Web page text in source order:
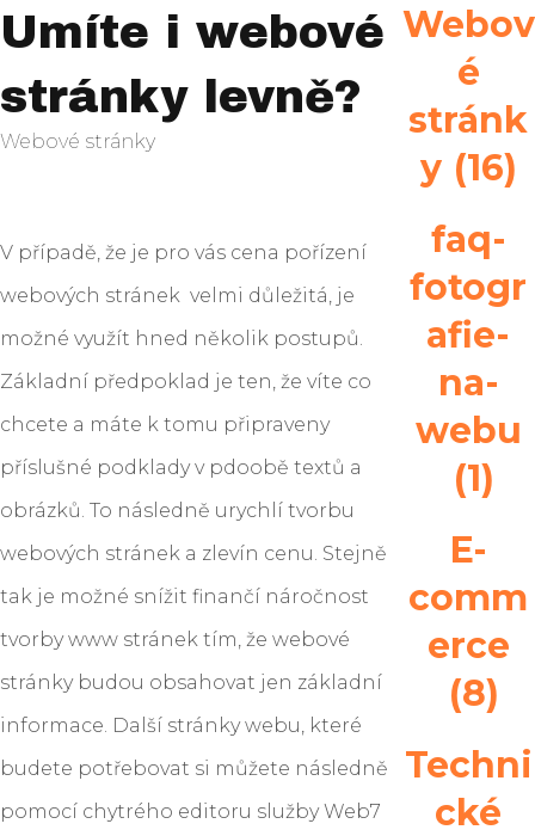
Umíte i webové
stránky levně?
Webové stránky
V případě, že je pro vás cena pořízení
webových stránek velmi důležitá, je
možné využít hned několik postupů.
Základní předpoklad je ten, že víte co
chcete a máte k tomu připraveny
příslušné podklady v pdoobě textů a
obrázků. To následně urychlí tvorbu
webových stránek a zlevín cenu. Stejně
tak je možné snížit finančí náročnost
tvorby www stránek tím, že webové
stránky budou obsahovat jen základní
informace. Další stránky webu, které
budete potřebovat si můžete následně
pomocí chytrého editoru služby Web7
Webov
é
stránk
y (16)
faq-
fotogr
afie-
na-
webu
(1)
E-
comm
erce
(8)
Techni
cké